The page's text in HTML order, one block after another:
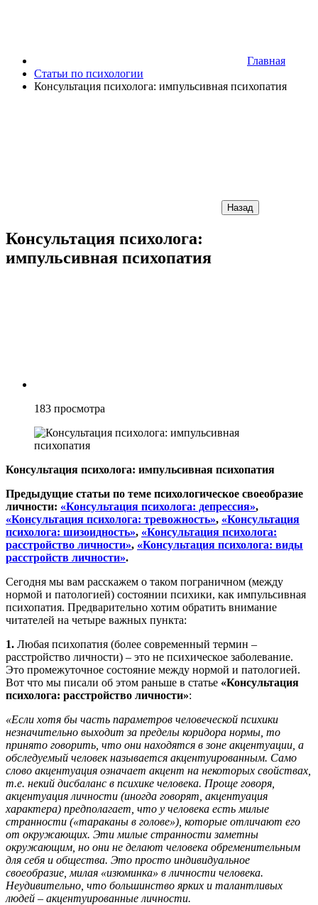
Главная
Статьи по психологии
Консультация психолога: импульсивная психопатия
Назад
Консультация психолога:
импульсивная психопатия
183 просмотра
Консультация психолога: импульсивная психопатия
Предыдущие статьи по теме психологическое своеобразие
личности: «Консультация психолога: депрессия»,
«Консультация психолога: тревожность», «Консультация
психолога: шизоидность», «Консультация психолога:
расстройство личности», «Консультация психолога: виды
расстройств личности».
Сегодня мы вам расскажем о таком пограничном (между
нормой и патологией) состоянии психики, как импульсивная
психопатия. Предварительно хотим обратить внимание
читателей на четыре важных пункта:
1. Любая психопатия (более современный термин –
расстройство личности) – это не психическое заболевание.
Это промежуточное состояние между нормой и патологией.
Вот что мы писали об этом раньше в статье «Консультация
психолога: расстройство личности»:
«Если хотя бы часть параметров человеческой психики
незначительно выходит за пределы коридора нормы, то
принято говорить, что они находятся в зоне акцентуации, а
обследуемый человек называется акцентуированным. Само
слово акцентуация означает акцент на некоторых свойствах,
т.е. некий дисбаланс в психике человека. Проще говоря,
акцентуация личности (иногда говорят, акцентуация
характера) предполагает, что у человека есть милые
странности («тараканы в голове»), которые отличают его
от окружающих. Эти милые странности заметны
окружающим, но они не делают человека обременительным
для себя и общества. Это просто индивидуальное
своеобразие, милая «изюминка» в личности человека.
Неудивительно, что большинство ярких и талантливых
людей – акцентуированные личности.